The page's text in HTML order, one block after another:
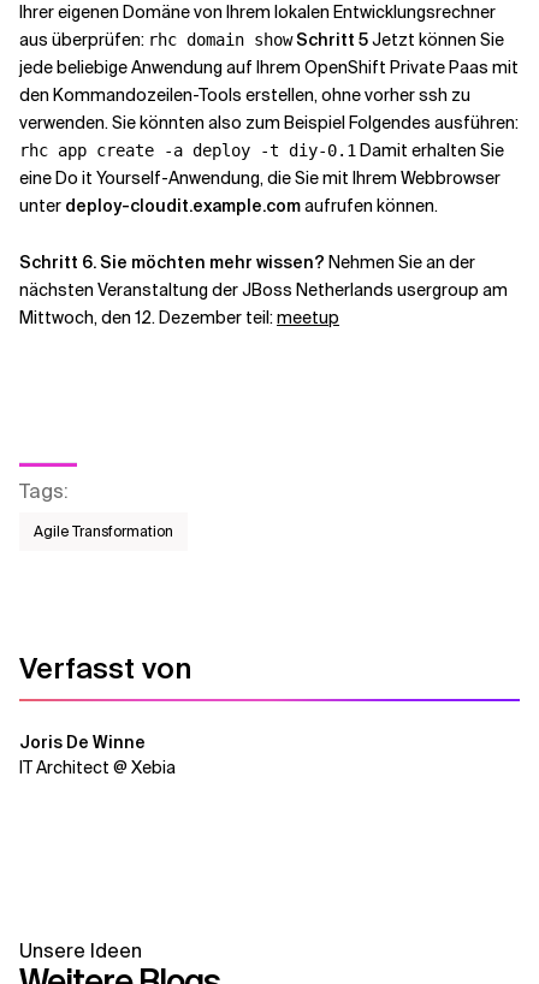
Ihrer eigenen Domäne von Ihrem lokalen Entwicklungsrechner
aus überprüfen: rhc domain showSchritt 5Jetzt können Sie
jede beliebige Anwendung auf Ihrem OpenShift Private Paas mit
den Kommandozeilen-Tools erstellen, ohne vorher ssh zu
verwenden. Sie könnten also zum Beispiel Folgendes ausführen:
rhc app create -a deploy -t diy-0.1 Damit erhalten Sie
eine Do it Yourself-Anwendung, die Sie mit Ihrem Webbrowser
unter deploy-cloudit.example.comaufrufen können.
Schritt 6. Sie möchten mehr wissen? Nehmen Sie an der
nächsten Veranstaltung der JBoss Netherlands usergroup am
Mittwoch, den 12. Dezember teil:meetup
Tags:
Agile Transformation
Verfasst von
Joris De Winne
IT Architect @ Xebia
Unsere Ideen